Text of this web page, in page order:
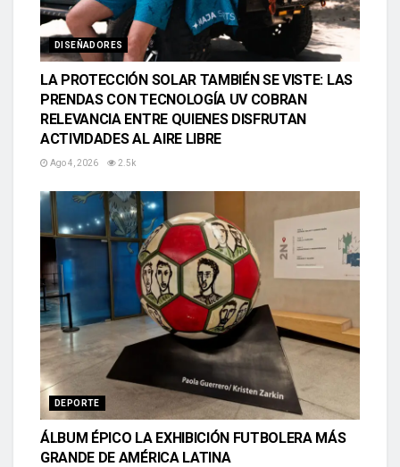
DISEÑADORES
LA PROTECCIÓN SOLAR TAMBIÉN SE VISTE: LAS
PRENDAS CON TECNOLOGÍA UV COBRAN
RELEVANCIA ENTRE QUIENES DISFRUTAN
ACTIVIDADES AL AIRE LIBRE
Ago 4, 2026 2.5k
DEPORTE
ÁLBUM ÉPICO LA EXHIBICIÓN FUTBOLERA MÁS
GRANDE DE AMÉRICA LATINA